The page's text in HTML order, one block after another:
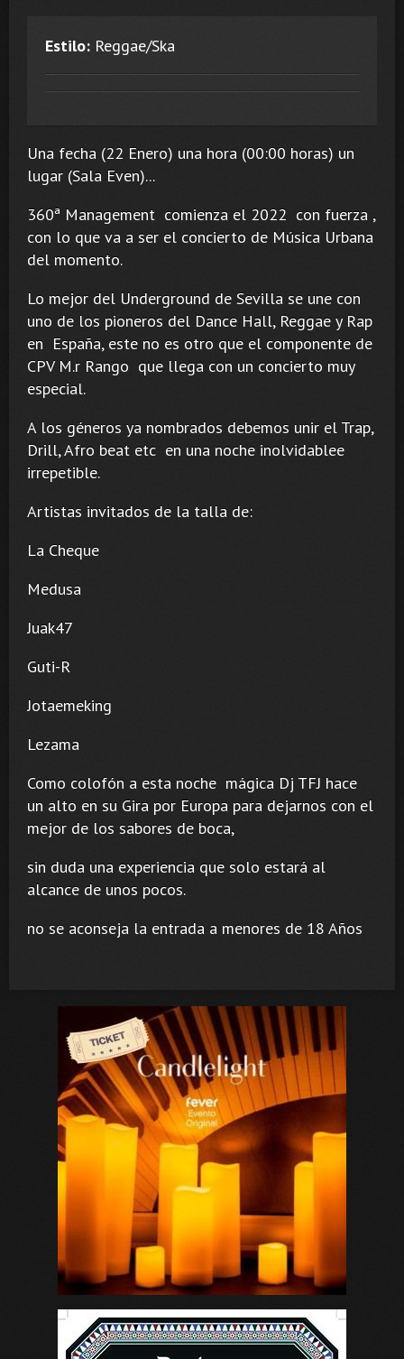
Estilo: Reggae/Ska
Una fecha (22 Enero) una hora (00:00 horas) un
lugar (Sala Even)...
360ª Management comienza el 2022 con fuerza ,
con lo que va a ser el concierto de Música Urbana
del momento.
Lo mejor del Underground de Sevilla se une con
uno de los pioneros del Dance Hall, Reggae y Rap
en España, este no es otro que el componente de
CPV M.r Rango que llega con un concierto muy
especial.
A los géneros ya nombrados debemos unir el Trap,
Drill, Afro beat etc en una noche inolvidablee
irrepetible.
Artistas invitados de la talla de:
La Cheque
Medusa
Juak47
Guti-R
Jotaemeking
Lezama
Como colofón a esta noche mágica Dj TFJ hace
un alto en su Gira por Europa para dejarnos con el
mejor de los sabores de boca,
sin duda una experiencia que solo estará al
alcance de unos pocos.
no se aconseja la entrada a menores de 18 Años